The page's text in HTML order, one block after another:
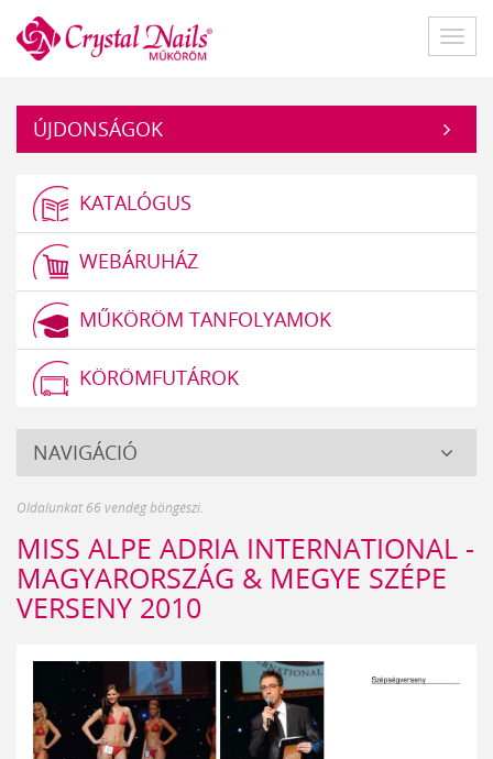
Műköröm
ÚJDONSÁGOK
KATALÓGUS
WEBÁRUHÁZ
MŰKÖRÖM TANFOLYAMOK
KÖRÖMFUTÁROK
Crystal
NAVIGÁCIÓ
Oldalunkat 66 vendég böngészi.
MISS ALPE ADRIA INTERNATIONAL -
MAGYARORSZÁG & MEGYE SZÉPE
VERSENY 2010